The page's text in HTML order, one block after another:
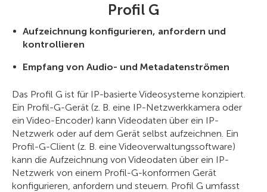
Profil G
Aufzeichnung konfigurieren, anfordern und
kontrollieren
Empfang von Audio- und Metadatenströmen
Das Profil G ist für IP-basierte Videosysteme konzipiert.
Ein Profil-G-Gerät (z. B. eine IP-Netzwerkkamera oder
ein Video-Encoder) kann Videodaten über ein IP-
Netzwerk oder auf dem Gerät selbst aufzeichnen. Ein
Profil-G-Client (z. B. eine Videoverwaltungssoftware)
kann die Aufzeichnung von Videodaten über ein IP-
Netzwerk von einem Profil-G-konformen Gerät
konfigurieren, anfordern und steuern. Profil G umfasst